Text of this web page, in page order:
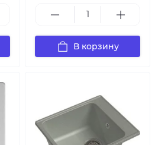
В корзину